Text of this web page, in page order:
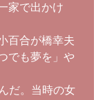
家で出かけ
百合が橋幸夫
でも夢を」や
だ。当時の女